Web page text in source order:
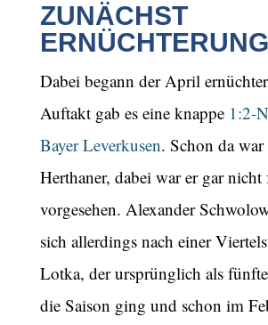
ZUNÄCHST
ERNÜCHTERUNG
Dabei begann der April
Auftakt gab es eine knappe 1:2-
Bayer Leverkusen. Schon da
Herthaner, dabei war er gar
vorgesehen. Alexander
sich allerdings nach einer
Lotka, der ursprünglich als
die Saison ging und schon im